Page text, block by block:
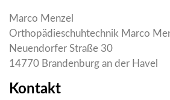
Marco Menzel
Orthopädieschuhtechnik Marco
Neuendorfer Straße 30
14770 Brandenburg an der Havel
Kontakt